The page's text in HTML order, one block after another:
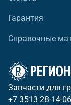
Гарантия
Справочные
Запчасти для
+7 3513 28-14-06